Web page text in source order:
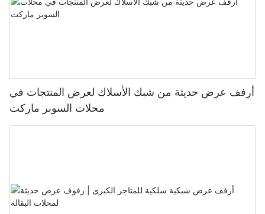
أرفف عرض حديثة من شبك الأسلاك لعرض المنتجات في
محلات السوبر ماركت